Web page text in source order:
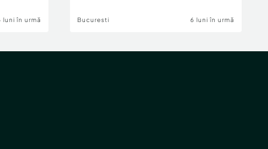
luni în urmă Bucuresti 6 luni în urmă